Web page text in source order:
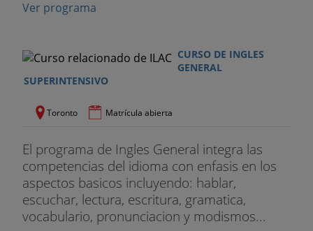
Ver programa
CURSO DE INGLES
GENERAL
SUPERINTENSIVO
Toronto Matrícula abierta
El programa de Ingles General integra las
competencias del idioma con enfasis en los
aspectos basicos incluyendo: hablar,
escuchar, lectura, escritura, gramatica,
vocabulario, pronunciacion y modismos...